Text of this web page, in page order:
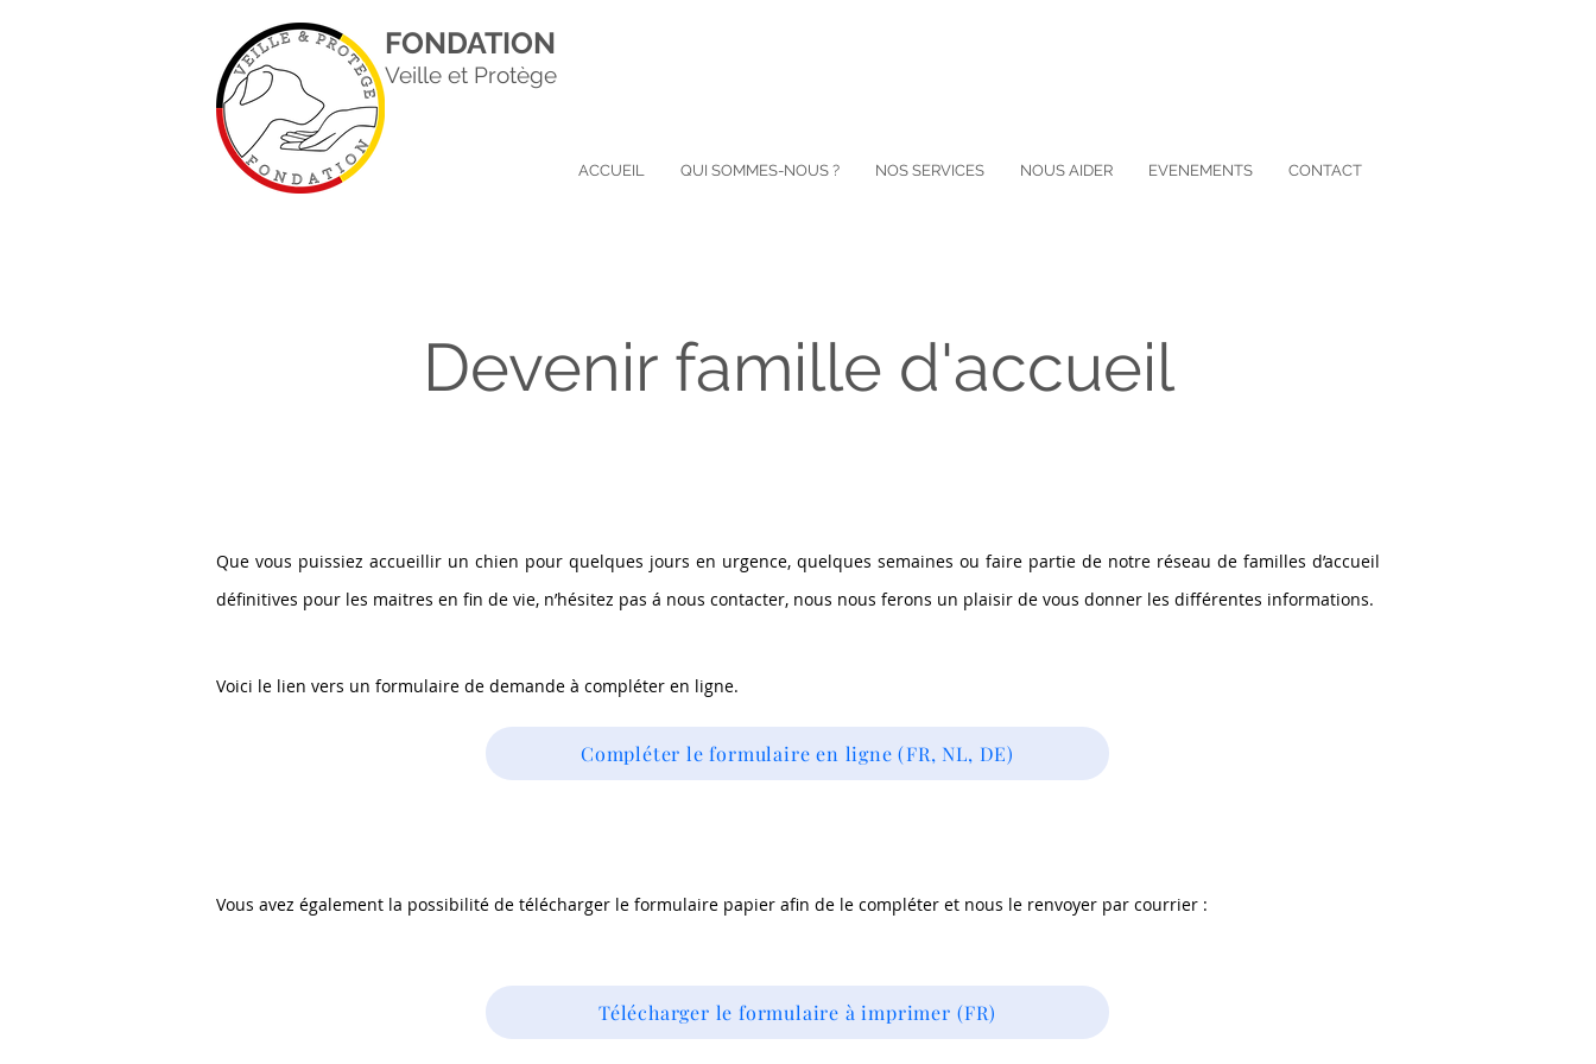
FONDATION
Veille et Protège
ACCUEIL QUI SOMMES-NOUS ? NOS SERVICES NOUS AIDER EVENEMENTS CONTACT
Devenir famille d'accueil
Que vous puissiez accueillir un chien pour quelques jours en urgence, quelques semaines ou faire partie de notre réseau de familles d’accueil
définitives pour les maitres en fin de vie, n’hésitez pas á nous contacter, nous nous ferons un plaisir de vous donner les différentes informations.
Voici le lien vers un formulaire de demande à compléter en ligne.
Compléter le formulaire en ligne (FR, NL, DE)
Vous avez également la possibilité de télécharger le formulaire papier afin de le compléter et nous le renvoyer par courrier :
Télécharger le formulaire à imprimer (FR)